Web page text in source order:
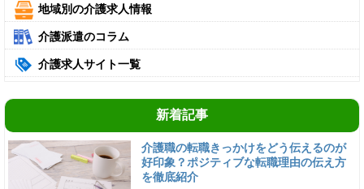
地域別の介護求人情報
介護派遣のコラム
介護求人サイト一覧
新着記事
介護職の転職きっかけをどう伝えるのが
好印象？ポジティブな転職理由の伝え方
を徹底紹介